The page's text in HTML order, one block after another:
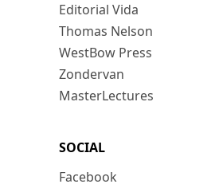
Editorial Vida
Thomas Nelson
WestBow Press
Zondervan
MasterLectures
SOCIAL
Facebook